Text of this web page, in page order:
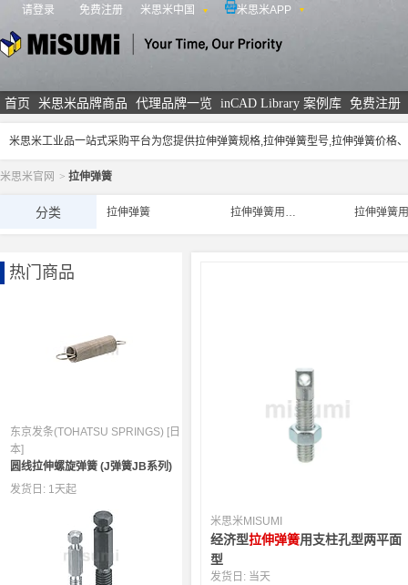
请登录 免费注册 米思米中国 米思米APP
首页 米思米品牌商品 代理品牌一览 inCAD Library 案例库 免费注册
米思米工业品一站式采购平台为您提供拉伸弹簧规格,拉伸弹簧型号,拉伸弹簧价
米思米官网 > 拉伸弹簧
分类 拉伸弹簧 拉伸弹簧用支柱
热门商品
东京发条(TOHATSU SPRINGS) [日
本]
圆线拉伸螺旋弹簧 (J弹簧JB系列)
发货日: 1天起
米思米MISUMI
经济型拉伸弹簧用支柱孔型两平面
型
发货日: 当天